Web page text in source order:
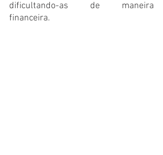
dificultando-as de maneira
financeira.